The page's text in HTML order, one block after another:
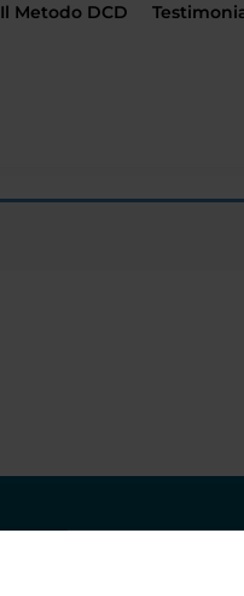
Il Metodo DCD